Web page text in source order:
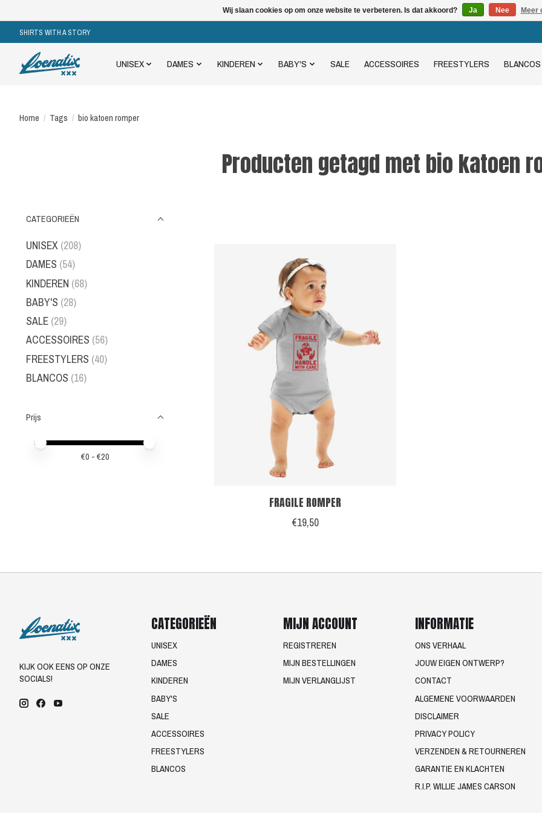
SHIRTS WITH A STORY
UNISEX DAMES KINDEREN BABY'S SALE ACCESSOIRES FREESTYLERS BLANCOS
Home / Tags / bio katoen romper
Producten getagd met bio katoen
CATEGORIEËN
UNISEX (208)
DAMES (54)
KINDEREN (68)
BABY'S (28)
SALE (29)
ACCESSOIRES (56)
FREESTYLERS (40)
BLANCOS (16)
Prijs
Minimale prijswaarde
Price maximum value
€0 - €20
FRAGILE ROMPER
€19,50
KIJK OOK EENS OP ONZE
SOCIALS!
CATEGORIEËN
UNISEX
DAMES
KINDEREN
BABY'S
SALE
ACCESSOIRES
FREESTYLERS
BLANCOS
MIJN ACCOUNT
REGISTREREN
MIJN BESTELLINGEN
MIJN VERLANGLIJST
INFORMATIE
ONS VERHAAL
JOUW EIGEN ONTWERP?
CONTACT
ALGEMENE VOORWAARDEN
DISCLAIMER
PRIVACY POLICY
VERZENDEN & RETOURNEREN
GARANTIE EN KLACHTEN
R.I.P. WILLIE JAMES CARSON
Wij slaan cookies op om onze website te verbeteren. Is dat akkoord? Ja Nee Meer